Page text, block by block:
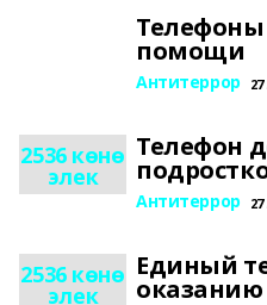
Телефоны
помощи
Антитеррор
2536 көнө
элек
Телефон
Антитеррор
2536 көнө
элек
Единый
оказанию